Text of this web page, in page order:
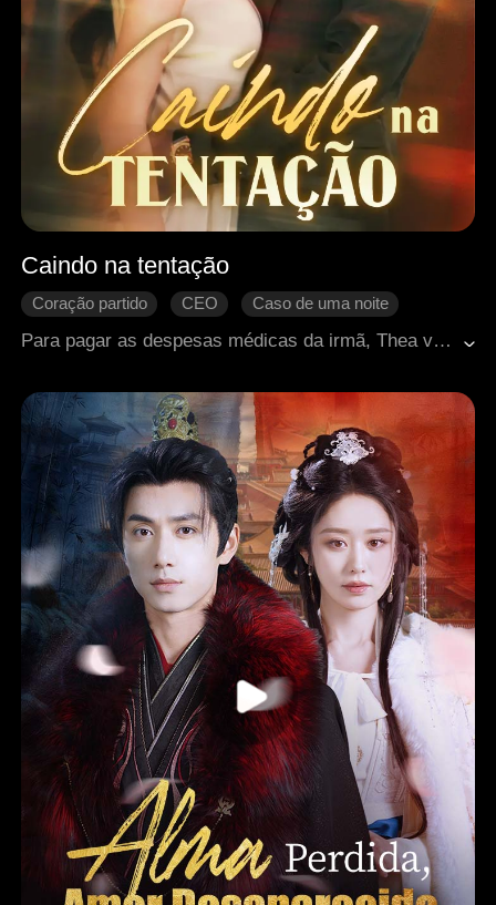
Caindo na tentação
Coração partido CEO
Caso de uma noite
Romance moderno
Para pagar as despesas médicas da irmã, Thea vendeu sua virgindade por um alto preço para um estranho chamado Jeff. Um ano depois, ela encontrou Jeff novamente em uma festa com os amigos de seu pretendente, Gavin. Jeff a reconheceu e a confrontou em uma área isolada. Em pânico, ela fugiu, apenas para ser arrastada por Gavin para enfrentar Jeff mais uma vez. Segundo Gavin, somente Jeff tinha a cura que poderia salvar a irmã de Thea. Sem escolha, ela engoliu seu orgulho e começou a implorar pelo remédio. Porém, Jeff, implacável, parecia estar determinado a reacender a paixão daquela noite inesquecível...